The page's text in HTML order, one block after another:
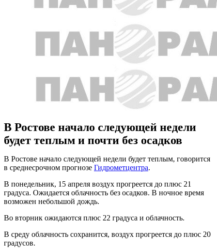
В Ростове начало следующей недели
будет теплым и почти без осадков
В Ростове начало следующей недели будет теплым, говорится
в среднесрочном прогнозе Гидрометцентра.
В понедельник, 15 апреля воздух прогреется до плюс 21
градуса. Ожидается облачность без осадков. В ночное время
возможен небольшой дождь.
Во вторник ожидаются плюс 22 градуса и облачность.
В среду облачность сохранится, воздух прогреется до плюс 20
градусов.